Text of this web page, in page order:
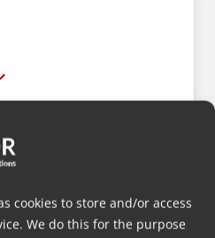
cookies to store and/or access
We do this for the purpose